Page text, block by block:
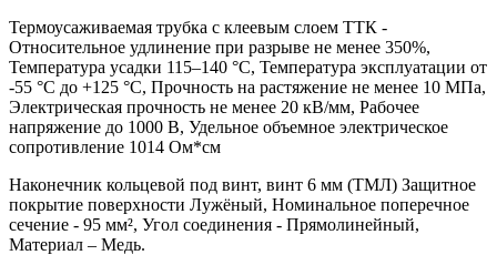
Термоусаживаемая трубка с клеевым слоем ТТК -
Относительное удлинение при разрыве не менее 350%,
Температура усадки 115–140 °C, Температура эксплуатации от
-55 °C до +125 °C, Прочность на растяжение не менее 10 МПа,
Электрическая прочность не менее 20 кВ/мм, Рабочее
напряжение до 1000 В, Удельное объемное электрическое
сопротивление 1014 Ом*см
Наконечник кольцевой под винт, винт 6 мм (ТМЛ) Защитное
покрытие поверхности Лужёный, Номинальное поперечное
сечение - 95 мм², Угол соединения - Прямолинейный,
Материал – Медь.